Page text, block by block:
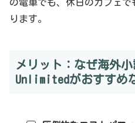
の電車でも、休日のカフェ
ります。
メリット：なぜ海外
Unlimitedがおすすめ